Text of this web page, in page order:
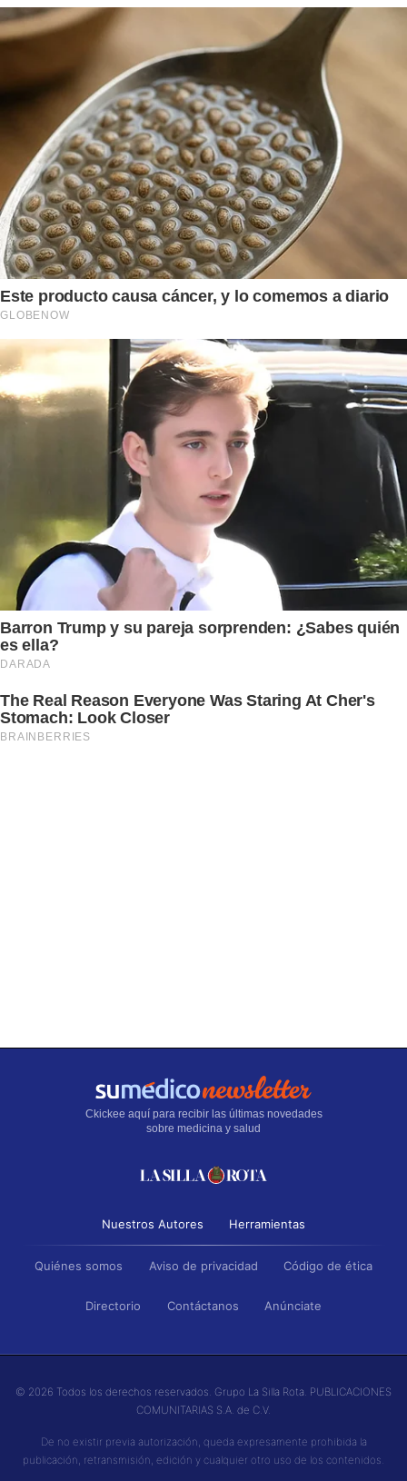
Ckickee aquí para recibir las últimas novedades
sobre medicina y salud
Nuestros Autores Herramientas
Quiénes somos Aviso de privacidad Código de ética
Directorio Contáctanos Anúnciate
© 2026 Todos los derechos reservados. Grupo La Silla Rota. PUBLICACIONES
COMUNITARIAS S.A. de C.V.
De no existir previa autorización, queda expresamente prohibida la
publicación, retransmisión, edición y cualquier otro uso de los contenidos.